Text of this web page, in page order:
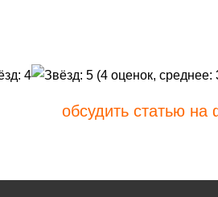
(4 оценок, среднее:
обсудить статью на